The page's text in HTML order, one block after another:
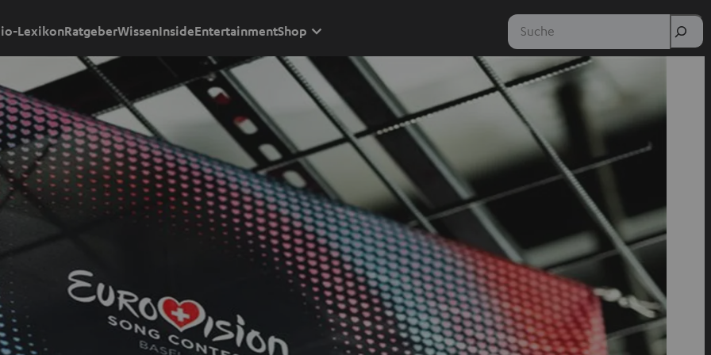
LexikonRatgeberWissenInsideEntertainmentShop Suche